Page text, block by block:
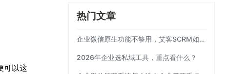
可以这
热门文章
企业微信原生功能不够用，艾客SCRM如何补齐运营链路？
2026年企业选私域工具，重点看什么？